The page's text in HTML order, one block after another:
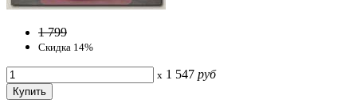
1 799
Скидка 14%
x 1 547 руб